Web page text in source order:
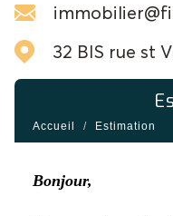
32 BIS rue st
Accueil Estimation
Bonjour,